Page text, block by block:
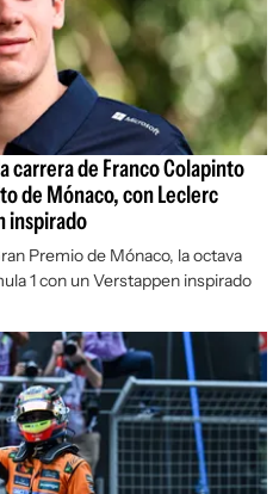
carrera de Franco Colapinto
de Mónaco, con Leclerc
inspirado
Premio de Mónaco, la octava
1 con un Verstappen inspirado